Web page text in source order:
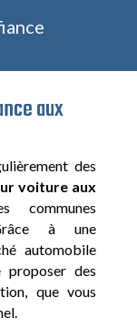
aux
des
voiture aux
à une
automobile
proposer des
que vous